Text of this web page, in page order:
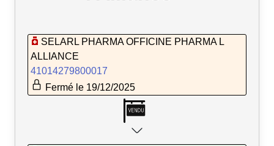
SELARL PHARMA OFFICINE PHARMA L
ALLIANCE
41014279800017
Fermé le 19/12/2025